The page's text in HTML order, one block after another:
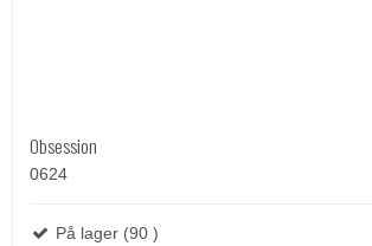
Obsession
0624
På lager (90 )